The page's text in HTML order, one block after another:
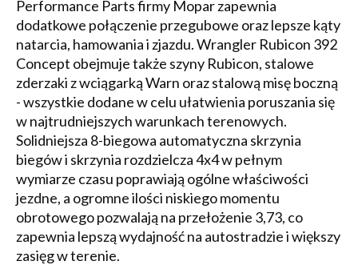
Performance Parts firmy Mopar zapewnia
dodatkowe połączenie przegubowe oraz lepsze kąty
natarcia, hamowania i zjazdu. Wrangler Rubicon 392
Concept obejmuje także szyny Rubicon, stalowe
zderzaki z wciągarką Warn oraz stalową misę boczną
- wszystkie dodane w celu ułatwienia poruszania się
w najtrudniejszych warunkach terenowych.
Solidniejsza 8-biegowa automatyczna skrzynia
biegów i skrzynia rozdzielcza 4x4 w pełnym
wymiarze czasu poprawiają ogólne właściwości
jezdne, a ogromne ilości niskiego momentu
obrotowego pozwalają na przełożenie 3,73, co
zapewnia lepszą wydajność na autostradzie i większy
zasięg w terenie.